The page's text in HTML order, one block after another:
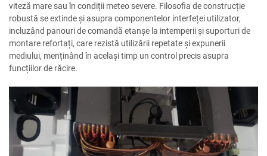
viteză mare sau în condiții meteo severe. Filosofia de construcție
robustă se extinde și asupra componentelor interfeței utilizator,
incluzând panouri de comandă etanșe la intemperii și suporturi de
montare refortați, care rezistă utilizării repetate și expunerii
mediului, menținând în același timp un control precis asupra
funcțiilor de răcire.